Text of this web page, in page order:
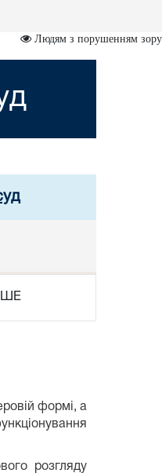
Людям з порушенням зору
формі, а
розгляду